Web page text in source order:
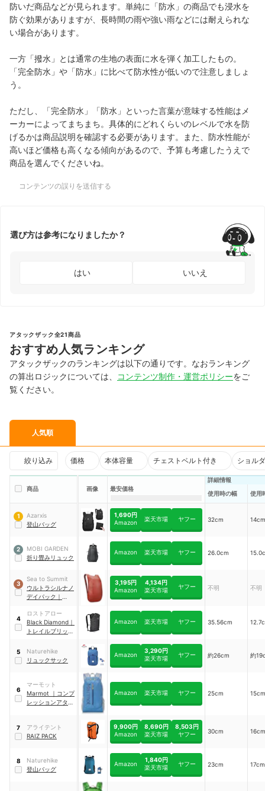
防いだ商品などが見られます。単純に「防水」の商品でも浸水を
防ぐ効果がありますが、長時間の雨や強い雨などには耐えられな
い場合があります。
一方「撥水」とは通常の生地の表面に水を弾く加工したもの。
「完全防水」や「防水」に比べて防水性が低いので注意しましょ
う。
ただし、「完全防水」「防水」といった言葉が意味する性能はメ
ーカーによってまちまち。具体的にどれくらいのレベルで水を防
げるかは商品説明を確認する必要があります。また、防水性能が
高いほど価格も高くなる傾向があるので、予算も考慮したうえで
商品を選んでくださいね。
コンテンツの誤りを送信する
選び方は参考になりましたか？
はい いいえ
アタックザック全21商品
おすすめ人気ランキング
アタックザックのランキングは以下の通りです。なおランキング
の算出ロジックについては、
コンテンツ制作・運営ポリシーをご
覧ください。
人気順
絞り込み 価格 本体容量 チェストベルト付き ショル
商品 画像 最安価格
詳細情報
使用時の幅
使用
1
Azarxis
登山バッグ
1,690円
Amazon
楽天市場 ヤフー 32cm 14cm
2
MOBI GARDEN
折り畳みリュック
Amazon 楽天市場 ヤフー 26.0cm
3
Sea to Summit
ウルトラシルナノ
デイパック ｜
3,195円
Amazon
4,134円
楽天市場
ヤフー 不明 不明
4
ロストアロー
Black Diamond ｜
トレイルブリッツ
Amazon 楽天市場 ヤフー 35.56cm
5
Naturehike
リュックサック
Amazon
3,290円
楽天市場
ヤフー 約26cm 約
6
マーモット
Marmot
｜ コンプ
レッションアタッ
Amazon 楽天市場 ヤフー 25cm 15cm
7
アライテント
RAIZ PACK
9,900円
Amazon
8,690円
楽天市場
8,503円
ヤフー
30cm 16cm
8
Naturehike
登山バッグ
Amazon
1,840円
楽天市場
ヤフー 23cm 17cm